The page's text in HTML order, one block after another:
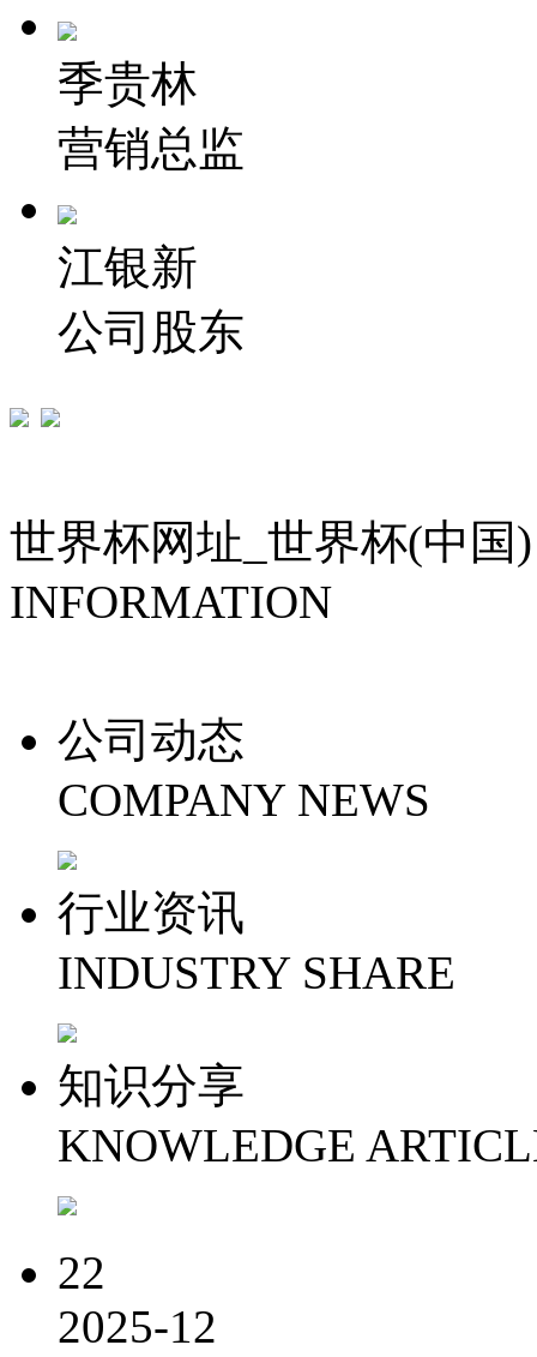
季贵林
营销总监
江银新
公司股东
世界杯网址_世界杯(中国)
INFORMATION
公司动态
COMPANY NEWS
行业资讯
INDUSTRY SHARE
知识分享
KNOWLEDGE
22
2025-12